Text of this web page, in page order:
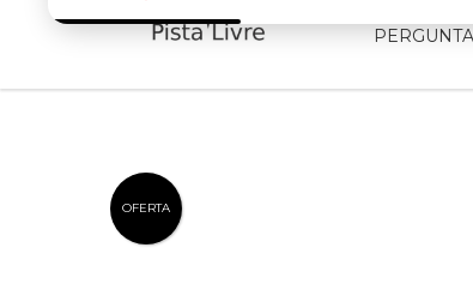
OFERTA